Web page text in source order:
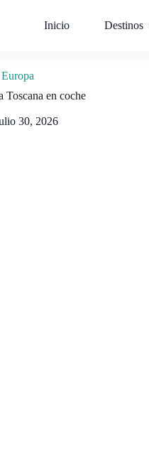
Inicio Destinos
Europa
Toscana en coche
30, 2026